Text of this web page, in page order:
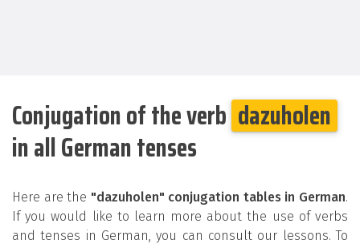
Conjugation of the verb dazuholen
in all German tenses
Here are the "dazuholen" conjugation tables in German.
If you would like to learn more about the use of verbs
and tenses in German, you can consult our lessons. To